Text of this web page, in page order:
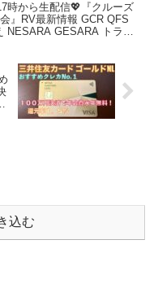
時から生配信💖『クルーズ
』RV最新情報 GCR QFS
NESARA GESARA トラン
込む